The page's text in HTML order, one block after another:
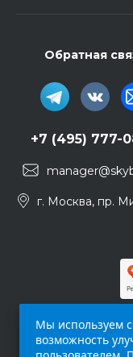
Обратная
+7 (495) 777-
г. Москва, пр.
Мы используем
возможность